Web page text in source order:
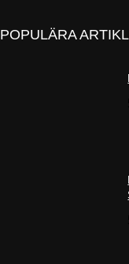
POPULÄRA